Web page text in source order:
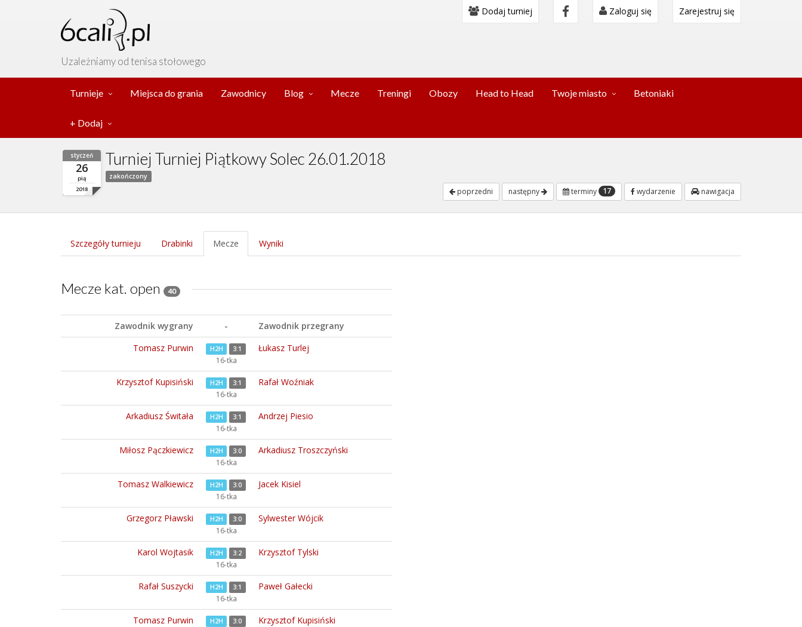
Uzależniamy od tenisa stołowego
Dodaj turniej Zaloguj się Zarejestruj się
Turnieje Miejsca do grania Zawodnicy Blog Mecze Treningi Obozy Head to Head Twoje miasto Betoniaki
+ Dodaj
styczeń
26
pią
2018
Turniej Turniej Piątkowy Solec 26.01.2018
zakończony
poprzedni następny terminy 17 wydarzenie nawigacja
Szczegóły turnieju Drabinki Mecze Wyniki
Mecze kat. open 40
Zawodnik wygrany -
Zawodnik przegrany
Tomasz Purwin
H2H 3:1 Łukasz Turlej
16-tka
Krzysztof Kupisiński H2H 3:1 Rafał Woźniak
16-tka
Arkadiusz Świtała H2H 3:1 Andrzej Piesio
16-tka
Miłosz Pączkiewicz H2H 3:0 Arkadiusz Troszczyński
16-tka
Tomasz Walkiewicz H2H 3:0 Jacek Kisiel
16-tka
Grzegorz Pławski H2H 3:0 Sylwester Wójcik
16-tka
Karol Wojtasik H2H 3:2 Krzysztof Tylski
16-tka
Rafał Suszycki H2H 3:1 Paweł Gałecki
16-tka
Tomasz Purwin H2H 3:0 Krzysztof Kupisiński